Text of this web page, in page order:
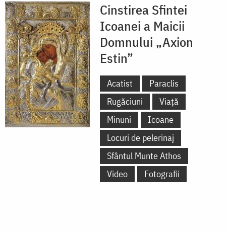
Cinstirea Sfintei
Icoanei a Maicii
Domnului „Axion
Estin”
Acatist
Paraclis
Rugăciuni
Viață
Minuni
Icoane
Locuri de pelerinaj
Sfântul Munte Athos
Video
Fotografii